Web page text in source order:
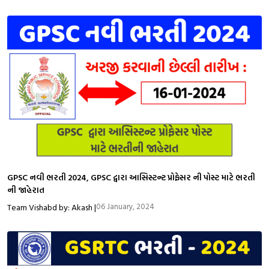
GPSC નવી ભરતી 2024, GPSC દ્વારા આસિસ્ટન્ટ પ્રોફેસર ની પોસ્ટ માટે ભરતી
ની જાહેરાત
Team Vishabd by: Akash |06 January, 2024